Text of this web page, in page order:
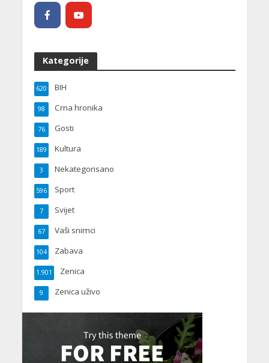
Kategorije
BIH
620
Crna hronika
98
Gosti
76
Kultura
189
Nekategorisano
3
Sport
596
Svijet
7
Vaši snimci
67
Zabava
104
Zenica
1.901
Zenica uživo
9